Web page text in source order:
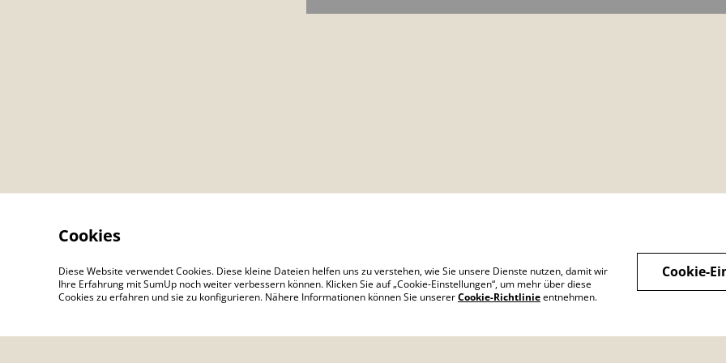
Kontaktieren Sie uns Rechtliche Bestimmungen
Datenschutzbestimmunge
n von SumUp
Cookies
Diese Website verwendet Cookies. Diese kleine Dateien helfen uns zu verstehen, wie Sie unsere Dienste nutzen, damit wir
Ihre Erfahrung mit SumUp noch weiter verbessern können. Klicken Sie auf „Cookie-Einstellungen“, um mehr über diese
Cookies zu erfahren und sie zu konfigurieren. Nähere Informationen können Sie unsererCookie-Richtlinieentnehmen.
Cookie-